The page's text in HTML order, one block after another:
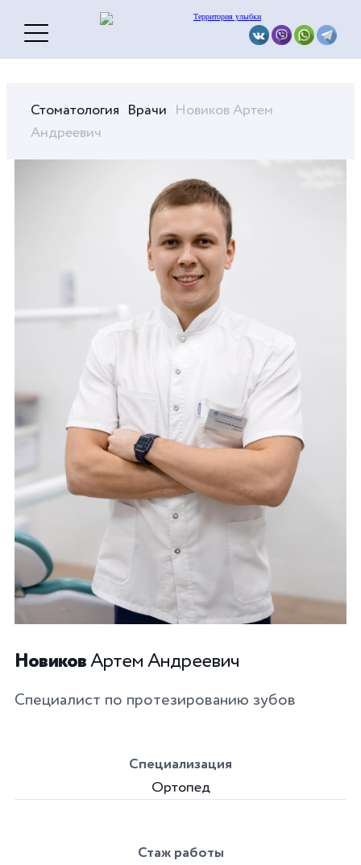
Стоматология Врачи Новиков Артем
Андреевич
НовиковАртем Андреевич
Специалист по протезированию зубов
Специализация
Ортопед
Стаж работы